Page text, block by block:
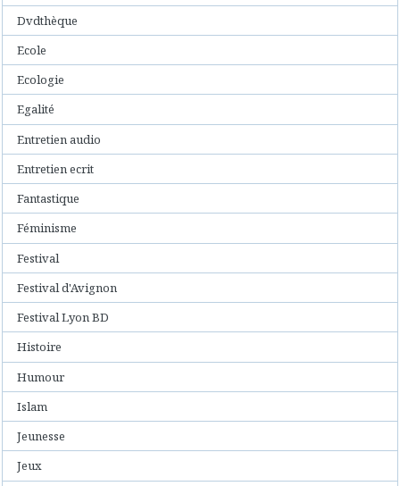
Dvdthèque
Ecole
Ecologie
Egalité
Entretien audio
Entretien ecrit
Fantastique
Féminisme
Festival
Festival d'Avignon
Festival Lyon BD
Histoire
Humour
Islam
Jeunesse
Jeux